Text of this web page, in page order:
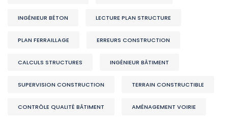
INGÉNIEUR BÉTON LECTURE PLAN STRUCTURE
PLAN FERRAILLAGE ERREURS CONSTRUCTION
CALCULS STRUCTURES INGÉNIEUR BÂTIMENT
SUPERVISION CONSTRUCTION TERRAIN CONSTRUCTIBLE
CONTRÔLE QUALITÉ BÂTIMENT AMÉNAGEMENT VOIRIE